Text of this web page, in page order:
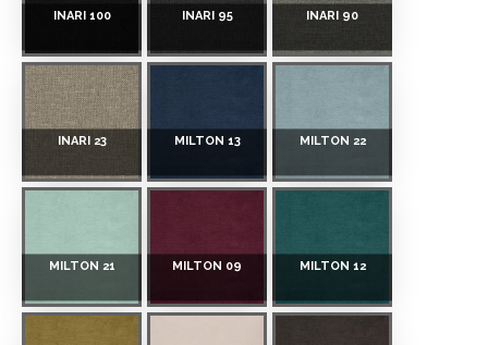
INARI 100 INARI 95 INARI 90
INARI 23 MILTON 13 MILTON 22
MILTON 21 MILTON 09 MILTON 12